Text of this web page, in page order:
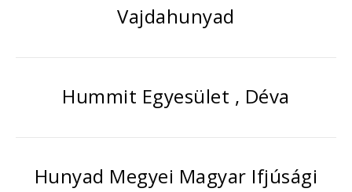
Vajdahunyad
Hummit Egyesület , Déva
Hunyad Megyei Magyar Ifjúsági